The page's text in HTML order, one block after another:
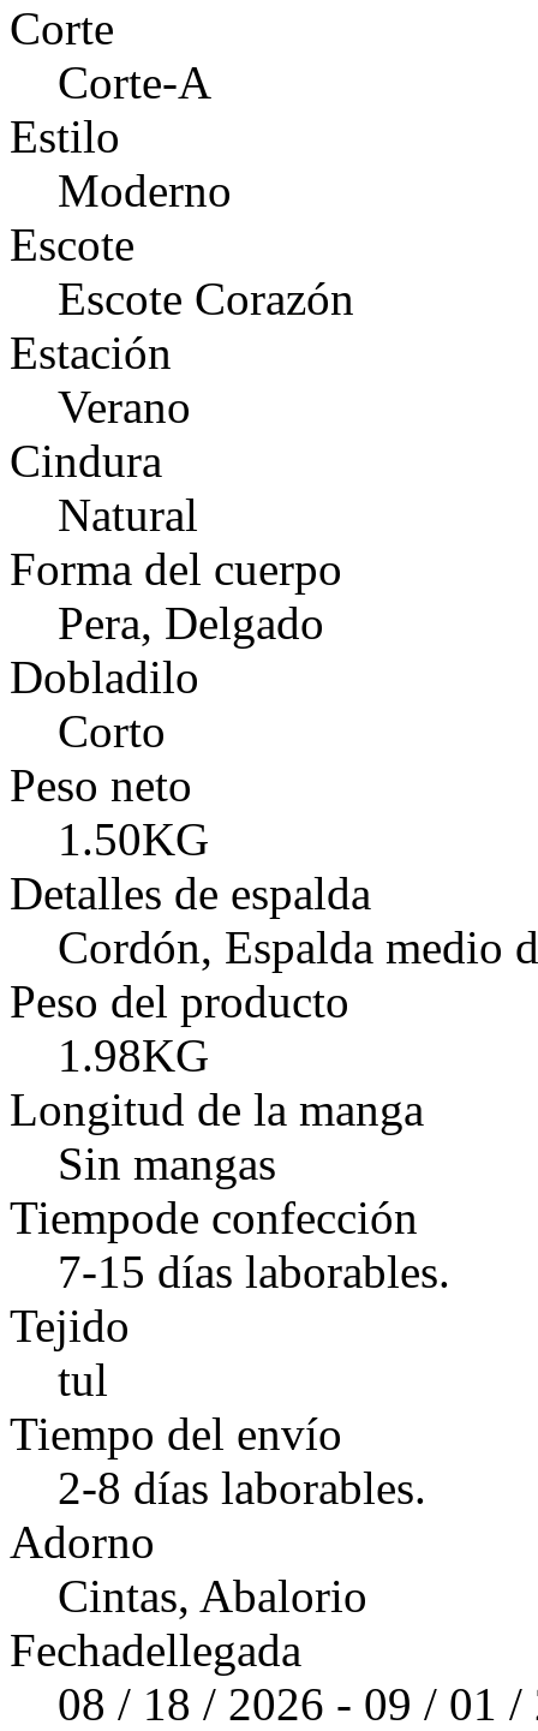
Corte
Corte-A
Estilo
Moderno
Escote
Escote Corazón
Estación
Verano
Cindura
Natural
Forma del cuerpo
Pera, Delgado
Dobladilo
Corto
Peso neto
1.50KG
Detalles de espalda
Cordón, Espalda medio
Peso del producto
1.98KG
Longitud de la manga
Sin mangas
Tiempode confección
7-15 días laborables.
Tejido
tul
Tiempo del envío
2-8 días laborables.
Adorno
Cintas, Abalorio
Fechadellegada
08 / 18 / 2026 - 09 / 01 /